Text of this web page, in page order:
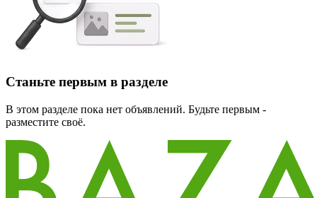
Станьте первым в разделе
В этом разделе пока нет объявлений. Будьте первым -
разместите своё.